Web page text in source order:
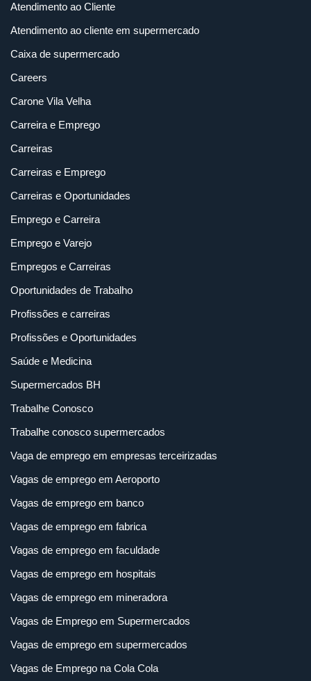
Atendimento ao Cliente
Atendimento ao cliente em supermercado
Caixa de supermercado
Careers
Carone Vila Velha
Carreira e Emprego
Carreiras
Carreiras e Emprego
Carreiras e Oportunidades
Emprego e Carreira
Emprego e Varejo
Empregos e Carreiras
Oportunidades de Trabalho
Profissões e carreiras
Profissões e Oportunidades
Saúde e Medicina
Supermercados BH
Trabalhe Conosco
Trabalhe conosco supermercados
Vaga de emprego em empresas terceirizadas
Vagas de emprego em Aeroporto
Vagas de emprego em banco
Vagas de emprego em fabrica
Vagas de emprego em faculdade
Vagas de emprego em hospitais
Vagas de emprego em mineradora
Vagas de Emprego em Supermercados
Vagas de emprego em supermercados
Vagas de Emprego na Cola Cola